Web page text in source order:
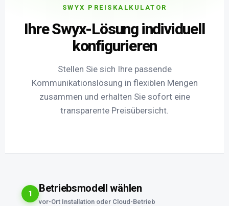
SWYX PREISKALKULATOR
Ihre Swyx-Lösung individuell
konfigurieren
Stellen Sie sich Ihre passende
Kommunikationslösung in flexiblen Mengen
zusammen und erhalten Sie sofort eine
transparente Preisübersicht.
1 Betriebsmodell wählen
vor-Ort Installation oder Cloud-Betrieb